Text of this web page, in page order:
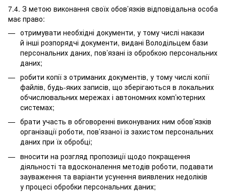
7.4. З метою виконання своїх обов’язків відповідальна особа
має право:
отримувати необхідні документи, у тому числі накази
й інші розпорядчі документи, видані Володільцем бази
персональних даних, пов’язані із обробкою персональних
даних;
робити копії з отриманих документів, у тому числі копії
файлів, будь-яких записів, що зберігаються в локальних
обчислювальних мережах і автономних комп’ютерних
системах;
брати участь в обговоренні виконуваних ним обов’язків
організації роботи, пов’язаної із захистом персональних
даних при їх обробці;
вносити на розгляд пропозиції щодо покращення
діяльності та вдосконалення методів роботи, подавати
зауваження та варіанти усунення виявлених недоліків
у процесі обробки персональних даних;